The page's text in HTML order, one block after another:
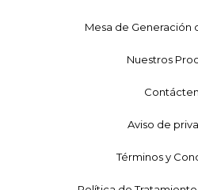
Mesa de Generación
Nuestros
Aviso de
Términos y